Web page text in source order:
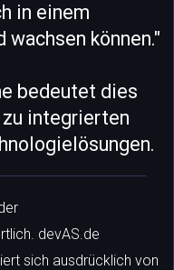
in einem
können."
bedeutet dies
integrierten
devAS.de
sich ausdrücklich von